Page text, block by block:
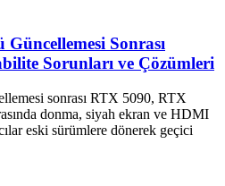
Sonrası
Sorunları ve Çözümleri
sonrası RTX 5090, RTX
donma, siyah ekran ve HDMI
eski sürümlere dönerek geçici